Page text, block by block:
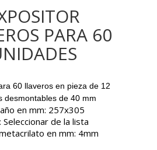
PARA 60
60 llaveros en pieza de 12
desmontables de 40 mm
en mm: 257x305
Seleccionar de la lista
en mm: 4mm